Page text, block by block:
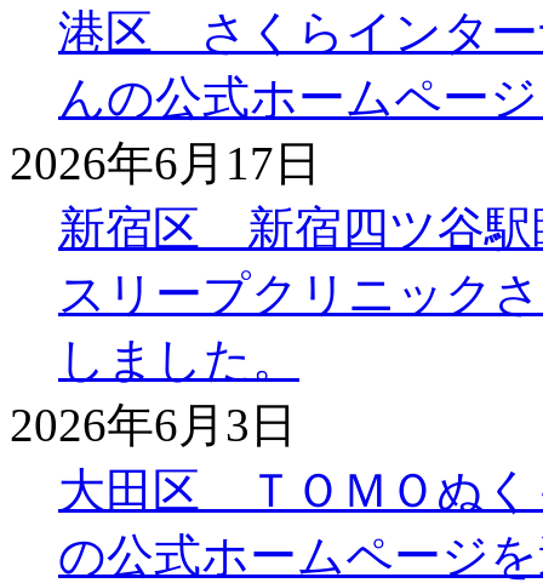
港区 さくらインター
んの公式ホームペー
2026年6月17日
新宿区 新宿四ツ谷駅
スリープクリニック
しました。
2026年6月3日
大田区 ＴＯＭＯぬく
の公式ホームページ